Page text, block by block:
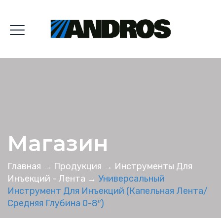
Магазин
Главная → Продукция → Инструменты Для
Инъекций - Лента → Универсальный
Инструмент Для Инъекций (капельная Лента/
Средняя Глубина 0-8″)